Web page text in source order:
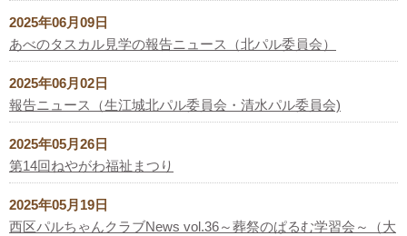
2025年06月09日
あべのタスカル見学の報告ニュース（北パル委員会）
2025年06月02日
報告ニュース（生江城北パル委員会・清水パル委員会)
2025年05月26日
第14回ねやがわ福祉まつり
2025年05月19日
西区パルちゃんクラブNews vol.36～葬祭のぱるむ学習会～（大